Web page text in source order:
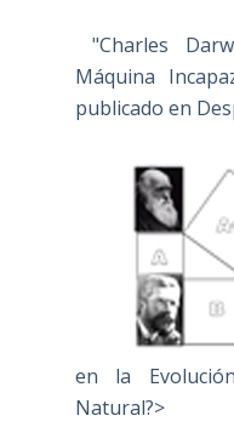
"Charles
Máquina
publicado en
en la
Natural?>